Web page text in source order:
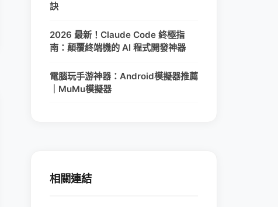
訣
2026 最新！Claude Code 終極指
南：顛覆終端機的 AI 程式開發神器
電腦玩手游神器：Android模擬器推薦
｜MuMu模擬器
相關連結